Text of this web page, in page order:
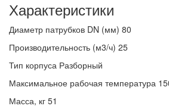
Характеристики
Диаметр патрубков DN (мм) 80
Производительность (м3/ч) 25
Тип корпуса Разборный
Максимальное рабочая температура
Масса, кг 51